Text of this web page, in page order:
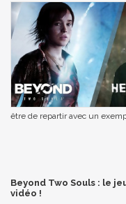
être de repartir avec un
Beyond Two Souls : le
vidéo !